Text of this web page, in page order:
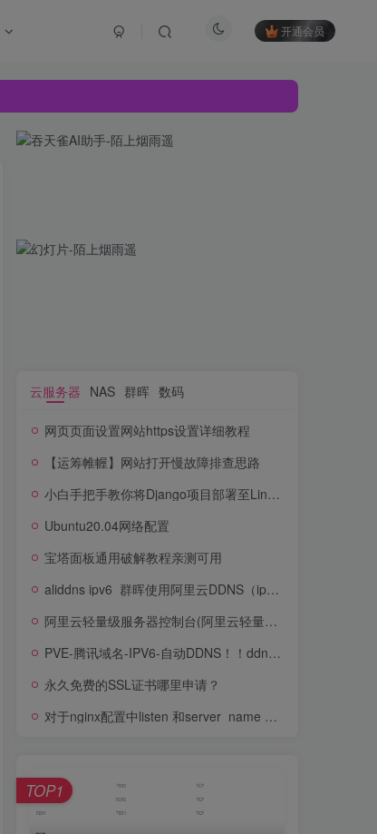
开通会员
云服务器 NAS 群晖 数码
网页页面设置网站https设置详细教程
【运筹帷幄】网站打开慢故障排查思路
小白手把手教你将Django项目部署至Linux(Ubuntu20.04)云服务器（Nginx+uwsgi），大佬请指教
Ubuntu20.04网络配置
宝塔面板通用破解教程亲测可用
aliddns ipv6_群晖使用阿里云DDNS（ipv4和ipv6）
阿里云轻量级服务器控制台(阿里云轻量级服务器使用教程)
PVE-腾讯域名-IPV6-自动DDNS！！ddnspod！！
永久免费的SSL证书哪里申请？
对于nginx配置中listen 和server_name 的理解
TOP1